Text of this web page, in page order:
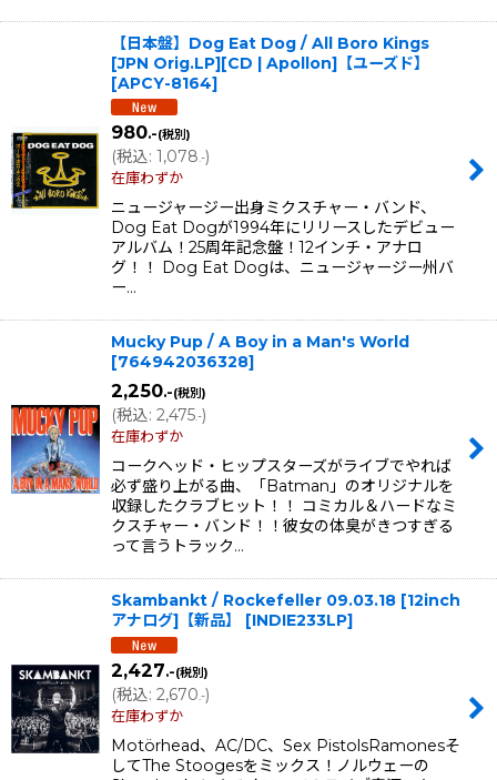
【日本盤】Dog Eat Dog / All Boro Kings
[JPN Orig.LP][CD | Apollon]【ユーズド】
[APCY-8164]
980.-(税別)
(税込: 1,078.-)
在庫わずか
ニュージャージー出身ミクスチャー・バンド、
Dog Eat Dogが1994年にリリースしたデビュー
アルバム！25周年記念盤！12インチ・アナロ
グ！！ Dog Eat Dogは、ニュージャージー州バ
ー…
Mucky Pup / A Boy in a Man's World
[764942036328]
2,250.-(税別)
(税込: 2,475.-)
在庫わずか
コークヘッド・ヒップスターズがライブでやれば
必ず盛り上がる曲、「Batman」のオリジナルを
収録したクラブヒット！！ コミカル＆ハードなミ
クスチャー・バンド！！彼女の体臭がきつすぎる
って言うトラック…
Skambankt / Rockefeller 09.03.18 [12inch
アナログ]【新品】
[INDIE233LP]
2,427.-(税別)
(税込: 2,670.-)
在庫わずか
Motörhead、AC/DC、Sex PistolsRamonesそ
してThe Stoogesをミックス！ノルウェーの